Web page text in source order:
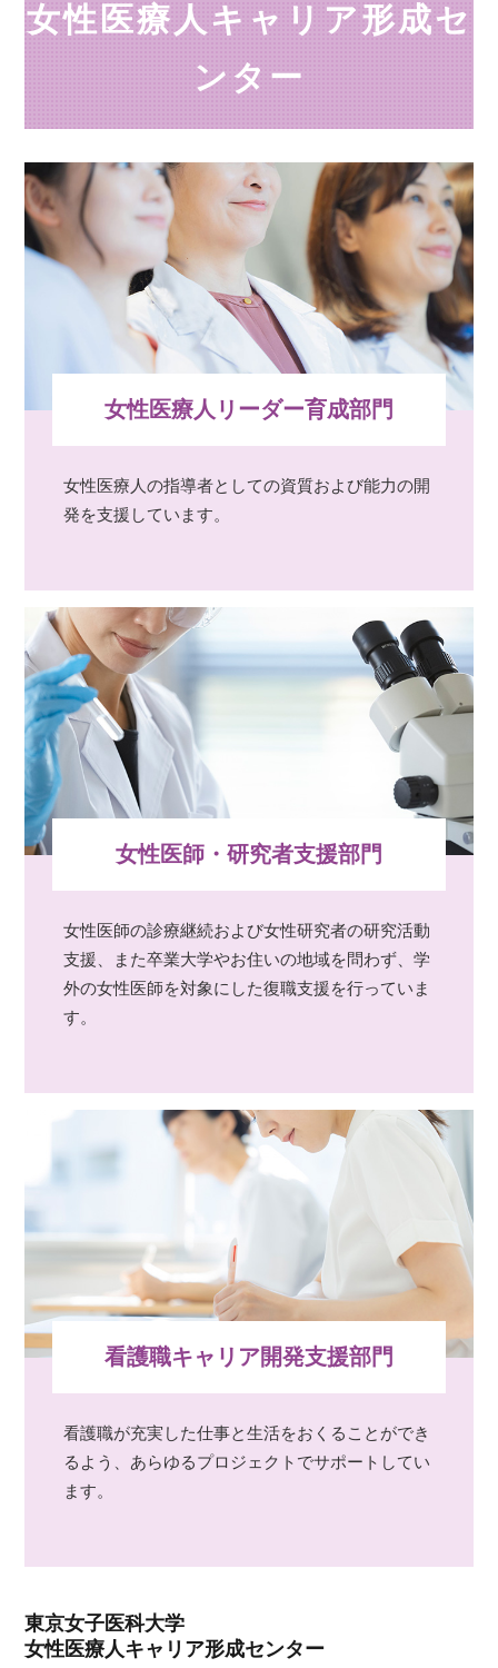
女性医療人キャリア形成セ
ンター
女性医療人リーダー育成部門
女性医療人の指導者としての資質および能力の開
発を支援しています。
女性医師・研究者支援部門
女性医師の診療継続および女性研究者の研究活動
支援、また卒業大学やお住いの地域を問わず、学
外の女性医師を対象にした復職支援を行っていま
す。
看護職キャリア開発支援部門
看護職が充実した仕事と生活をおくることができ
るよう、あらゆるプロジェクトでサポートしてい
ます。
東京女子医科大学
女性医療人キャリア形成センター